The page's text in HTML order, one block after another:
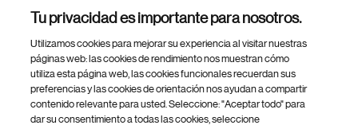
Footer Site Search
Tu privacidad es importante para nosotros.
Utilizamos cookies para mejorar su experiencia al visitar nuestras
páginas web: las cookies de rendimiento nos muestran cómo
utiliza esta página web, las cookies funcionales recuerdan sus
preferencias y las cookies de orientación nos ayudan a compartir
contenido relevante para usted. Seleccione: "Aceptar todo" para
dar su consentimiento a todas las cookies, seleccione